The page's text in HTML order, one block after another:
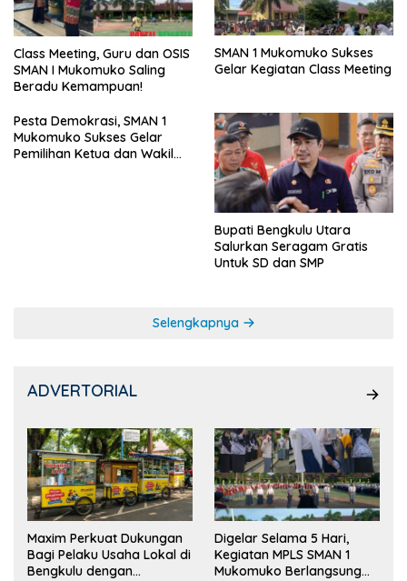
Class Meeting, Guru dan OSIS
SMAN I Mukomuko Saling
Beradu Kemampuan!
SMAN 1 Mukomuko Sukses
Gelar Kegiatan Class Meeting
Pesta Demokrasi, SMAN 1
Mukomuko Sukses Gelar
Pemilihan Ketua dan Wakil
Bupati Bengkulu Utara
Salurkan Seragam Gratis
Untuk SD dan SMP
Selengkapnya
ADVERTORIAL
Maxim Perkuat Dukungan
Bagi Pelaku Usaha Lokal di
Bengkulu dengan
Digelar Selama 5 Hari,
Kegiatan MPLS SMAN 1
Mukomuko Berlangsung